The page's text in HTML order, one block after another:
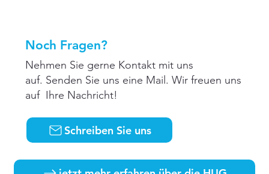
Noch Fragen?
Nehmen Sie gerne Kontakt mit uns
auf. Senden Sie uns eine Mail. Wir freuen uns
auf Ihre Nachricht!
Schreiben Sie uns